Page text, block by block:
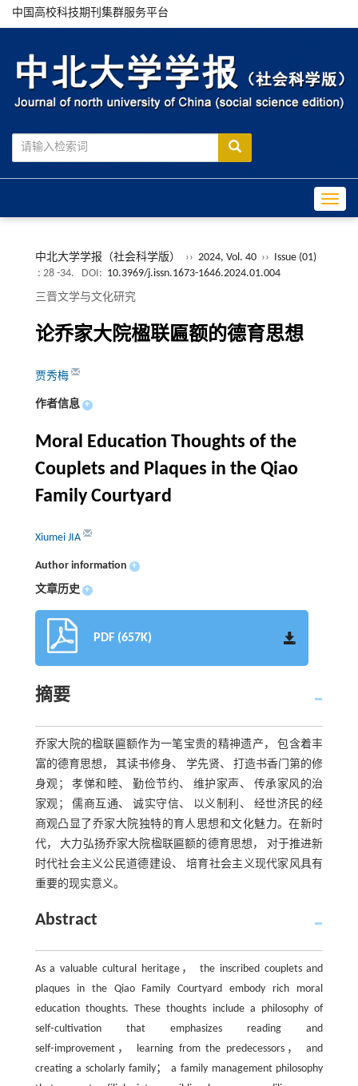
中国高校科技期刊集群服务平台
中北大学学报（社会科学版） ›› 2024, Vol. 40 ››
Issue (01)
: 28 -34.
DOI: 10.3969/j.issn.1673-1646.2024.01.004
三晋文学与文化研究
论乔家大院楹联匾额的德育思想
贾秀梅
作者信息 +
Moral Education Thoughts of the
Couplets and Plaques in the Qiao
Family Courtyard
Xiumei JIA
Author information +
文章历史 +
PDF (657K)
摘要
乔家大院的楹联匾额作为一笔宝贵的精神遗产， 包含着丰
富的德育思想， 其读书修身、 学先贤、 打造书香门第的修
身观； 孝悌和睦、 勤俭节约、 维护家声、 传承家风的治
家观； 儒商互通、 诚实守信、 以义制利、 经世济民的经
商观凸显了乔家大院独特的育人思想和文化魅力。在新时
代， 大力弘扬乔家大院楹联匾额的德育思想， 对于推进新
时代社会主义公民道德建设、 培育社会主义现代家风具有
重要的现实意义。
Abstract
As a valuable cultural heritage， the inscribed couplets and
plaques in the Qiao Family Courtyard embody rich moral
education thoughts. These thoughts include a philosophy of
self⁃cultivation that emphasizes reading and
self⁃improvement， learning from the predecessors， and
creating a scholarly family； a family management philosophy